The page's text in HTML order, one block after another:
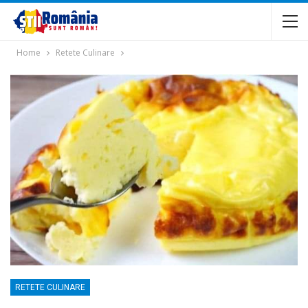
Home Retete Culinare
RETETE CULINARE